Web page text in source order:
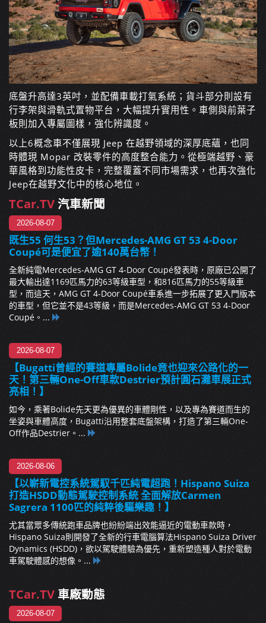
底盤升高達3英吋，並配備車載打氣系統；貨斗部分則設有
行李架與滑軌式置物平台，大幅提升實用性。車側與前葉子
板則加入專屬圖樣，強化辨識度。
以上6概念車不僅展現 Jeep 在越野領域的深厚底蘊，也同
時體現 Mopar 改裝零件的高度整合能力。從極端越野、豪
華風格到功能性皮卡，完整覆蓋不同市場需求，也再次強化
Jeep在越野文化中的核心地位。
TCar.TV汽車新聞
2026-08-07
既生55 何生53？但Mercedes-AMG GT 53 4-Door
Coupé可是便宜了逾140萬台幣！
全新純電Mercedes-AMG GT 4-Door Coupé發表時，原廠已公開了
最大輸出達1169匹馬力的63等級車型，和816匹馬力的55等級車
型，而這天，AMG GT 4-Door Coupé車系進一步拓展了更入門版本
的車型，但它並不是43等級，而是Mercedes-AMG GT 53 4-Door
Coupé。...
2026-08-07
【Bugatti曾經的賽道專屬Bolide竟也迎來公路化的一
天！第三輛One-Off車款Destrier預計圓石灘車展正式
亮相！】
如今，乘著Bolide先天更為優異的車體剛性，以及專為賽道而生的
坐姿與車體高度，Bugatti沿用整套底盤架構，打造了第三輛One-
Off作品Destrier。...
2026-08-06
【以嶄新電控系統駕馭千匹純電超跑！Hispano Suiza
打造HSDD動態駕駛控制系統 全面解放Carmen
Sagrera 1100匹的純粹後驅樂趣！】
尤其當眾多傳統跑車品牌也紛紛端出效能逼近的電動車款時，
Hispano Suiza則開發了全新的行車電腦算法Hispano Suiza Driver
Dynamics (HSDD)，欲以駕駛體驗為優先，重新塑造種人對於電動
車駕駛體感的想像。...
TCar.TV 車廠動態
2026-08-07